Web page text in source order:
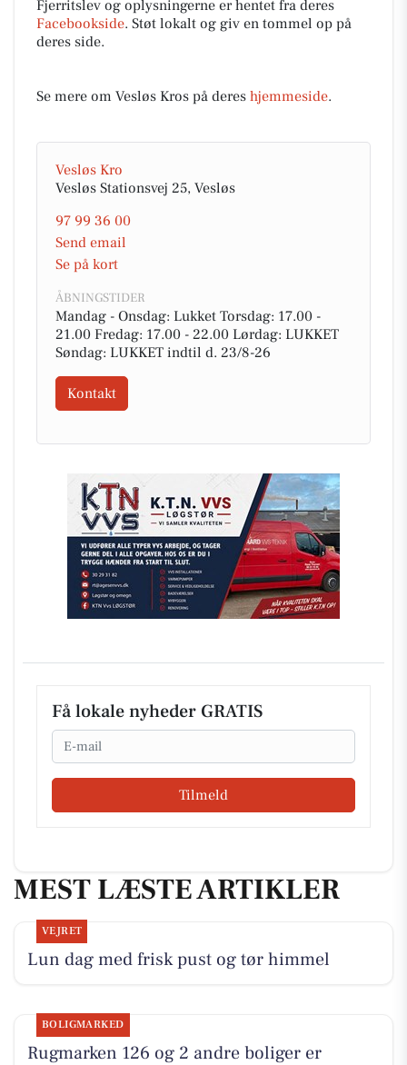
Fjerritslev og oplysningerne er hentet fra deres
Facebookside. Støt lokalt og giv en tommel op på
deres side.
Se mere om Vesløs Kros på deres hjemmeside.
Vesløs Kro
Vesløs Stationsvej 25, Vesløs
97 99 36 00
Send email
Se på kort
ÅBNINGSTIDER
Mandag - Onsdag: Lukket Torsdag: 17.00 -
21.00 Fredag: 17.00 - 22.00 Lørdag: LUKKET
Søndag: LUKKET indtil d. 23/8-26
Kontakt
Få lokale nyheder GRATIS
Email
Tilmeld
MEST LÆSTE ARTIKLER
VEJRET
Lun dag med frisk pust og tør himmel
BOLIGMARKED
Rugmarken 126 og 2 andre boliger er